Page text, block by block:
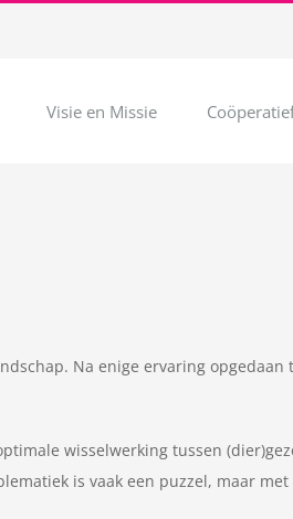
Visie en Missie
Na enige ervaring
wisselwerking tussen
is vaak een puzzel, maar